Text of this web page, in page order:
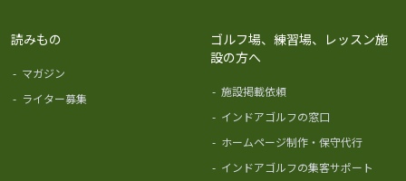
読みもの
- マガジン
- ライター募集
ゴルフ場、練習場、レッスン施
設の方へ
- 施設掲載依頼
- インドアゴルフの窓口
- ホームページ制作・保守代行
- インドアゴルフの集客サポート